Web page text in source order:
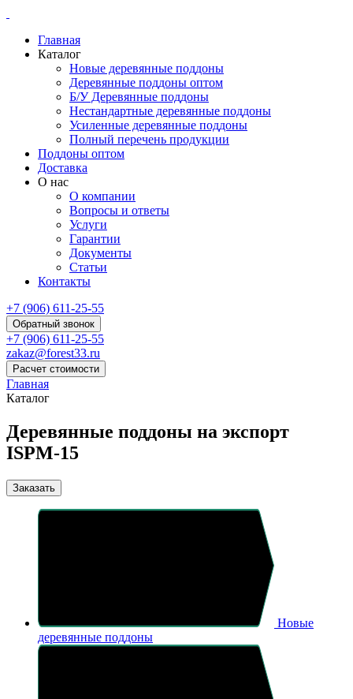
Главная
Каталог
Новые деревянные поддоны
Деревянные поддоны оптом
Б/У Деревянные поддоны
Нестандартные деревянные поддоны
Усиленные деревянные поддоны
Полный перечень продукции
Поддоны оптом
Доставка
О нас
О компании
Вопросы и ответы
Услуги
Гарантии
Документы
Статьи
Контакты
+7 (906) 611-25-55
Обратный звонок
+7 (906) 611-25-55
zakaz@forest33.ru
Расчет стоимости
Главная
Каталог
Деревянные поддоны на экспорт
ISPM-15
Заказать
Новые
деревянные поддоны